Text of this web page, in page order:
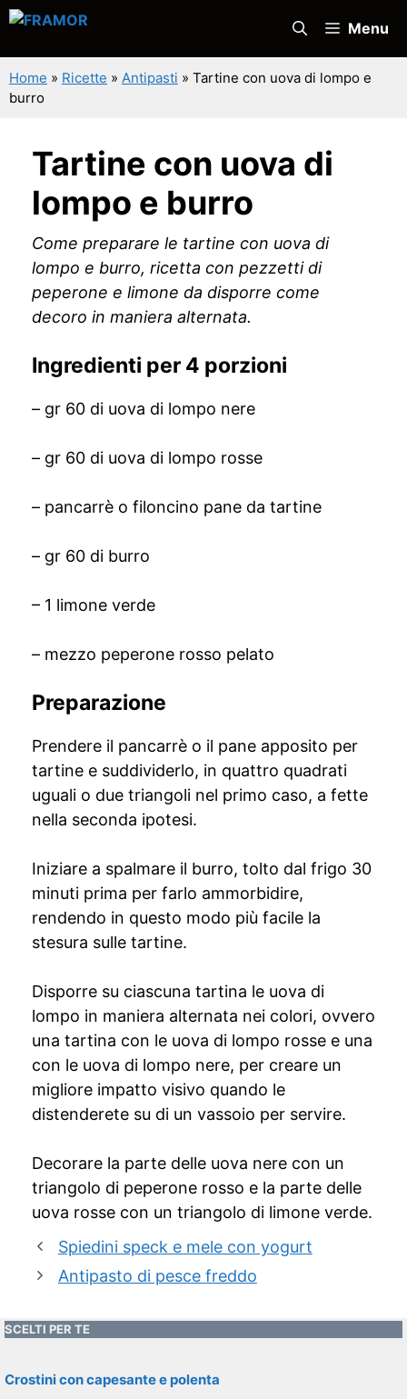
Vai
contenuto
Menu
Home » Ricette » Antipasti » Tartine con uova di lompo e
burro
Tartine con uova di
lompo e burro
Come preparare le tartine con uova di
lompo e burro, ricetta con pezzetti di
peperone e limone da disporre come
decoro in maniera alternata.
Ingredienti per 4 porzioni
– gr 60 di uova di lompo nere
– gr 60 di uova di lompo rosse
– pancarrè o filoncino pane da tartine
– gr 60 di burro
– 1 limone verde
– mezzo peperone rosso pelato
Preparazione
Prendere il pancarrè o il pane apposito per
tartine e suddividerlo, in quattro quadrati
uguali o due triangoli nel primo caso, a fette
nella seconda ipotesi.
Iniziare a spalmare il burro, tolto dal frigo 30
minuti prima per farlo ammorbidire,
rendendo in questo modo più facile la
stesura sulle tartine.
Disporre su ciascuna tartina le uova di
lompo in maniera alternata nei colori, ovvero
una tartina con le uova di lompo rosse e una
con le uova di lompo nere, per creare un
migliore impatto visivo quando le
distenderete su di un vassoio per servire.
Decorare la parte delle uova nere con un
triangolo di peperone rosso e la parte delle
uova rosse con un triangolo di limone verde.
Spiedini speck e mele con yogurt
Antipasto di pesce freddo
SCELTI PER TE
Crostini con capesante e polenta